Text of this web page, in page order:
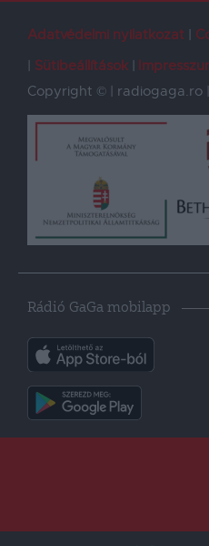
Adatvédelmi nyilatkozat
Sütibeállítások
Copyright © | radiogaga.ro
Rádió GaGa mobilapp